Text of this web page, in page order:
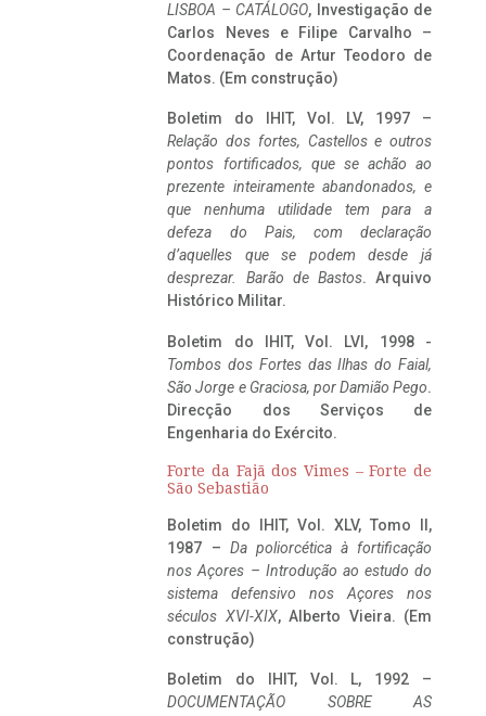
LISBOA – CATÁLOGO, Investigação de
Carlos Neves e Filipe Carvalho –
Coordenação de Artur Teodoro de
Matos. (Em construção)
Boletim do IHIT, Vol. LV, 1997 –
Relação dos fortes, Castellos e outros
pontos fortificados, que se achão ao
prezente inteiramente abandonados, e
que nenhuma utilidade tem para a
defeza do Pais, com declaração
d’aquelles que se podem desde já
desprezar. Barão de Bastos. Arquivo
Histórico Militar.
Boletim do IHIT, Vol. LVI, 1998 -
Tombos dos Fortes das Ilhas do Faial,
São Jorge e Graciosa, por Damião Pego.
Direcção dos Serviços de
Engenharia do Exército.
Forte da Fajã dos Vimes – Forte de
São Sebastião
Boletim do IHIT, Vol. XLV, Tomo II,
1987 – Da poliorcética à fortificação
nos Açores – Introdução ao estudo do
sistema defensivo nos Açores nos
séculos XVI-XIX, Alberto Vieira. (Em
construção)
Boletim do IHIT, Vol. L, 1992 –
DOCUMENTAÇÃO SOBRE AS